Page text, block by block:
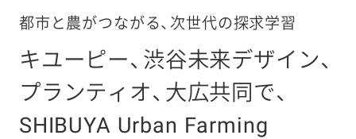
都市と農がつながる、次世代の探求学習
キユーピー、渋谷未来デザイン、
プランティオ、大広共同で、
SHIBUYA Urban Farming